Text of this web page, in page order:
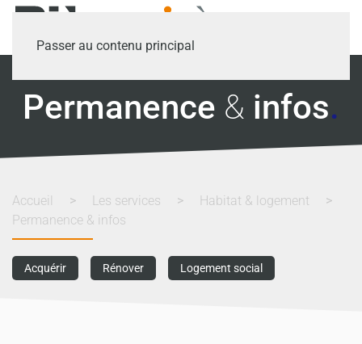
Passer au contenu principal
Permanence & infos.
Accueil Les services
Habitat & logement
Permanence & infos
Acquérir Rénover Logement social